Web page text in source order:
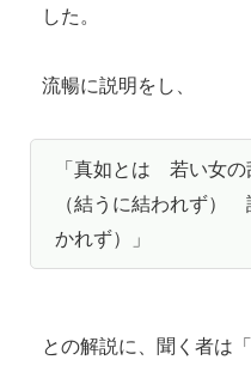
した。
流暢に説明をし、
「真如とは 若い女
（結うに結われず）
かれず）」
との解説に、聞く者は